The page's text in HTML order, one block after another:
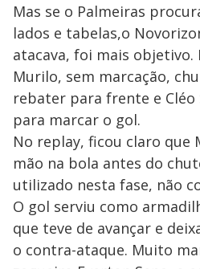
Mas se o Palmeiras
lados e tabelas,o
atacava, foi mais objetivo.
Murilo, sem marcação,
rebater para frente e Cléo
para marcar o gol.
No replay, ficou claro que
mão na bola antes do
utilizado nesta fase, não
O gol serviu como
que teve de avançar e
o contra-ataque. Muito